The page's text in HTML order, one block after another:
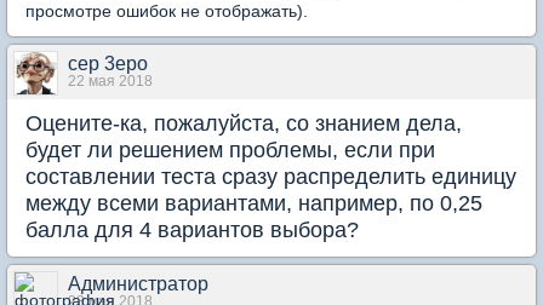
просмотре ошибок не отображать).
cep 3epo
22 мая 2018
Оцените-ка, пожалуйста, со знанием дела,
будет ли решением проблемы, если при
составлении теста сразу распределить единицу
между всеми вариантами, например, по 0,25
балла для 4 вариантов выбора?
Администратор